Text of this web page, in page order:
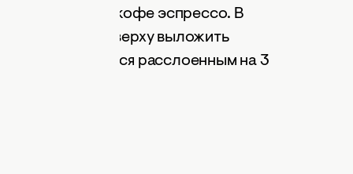
Заварить кофе эспрессо. В
кофе, сверху выложить
получился расслоенным на 3